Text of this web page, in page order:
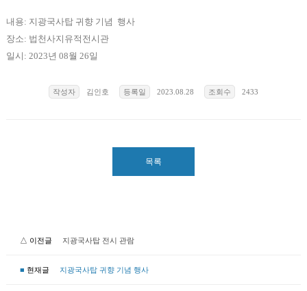
내용: 지광국사탑 귀향 기념 행사
장소: 법천사지유적전시관
일시: 2023년 08월 26일
작성자 김인호 등록일 2023.08.28 조회수 2433
목록
△ 이전글 지광국사탑 전시 관람
■ 현재글 지광국사탑 귀향 기념 행사